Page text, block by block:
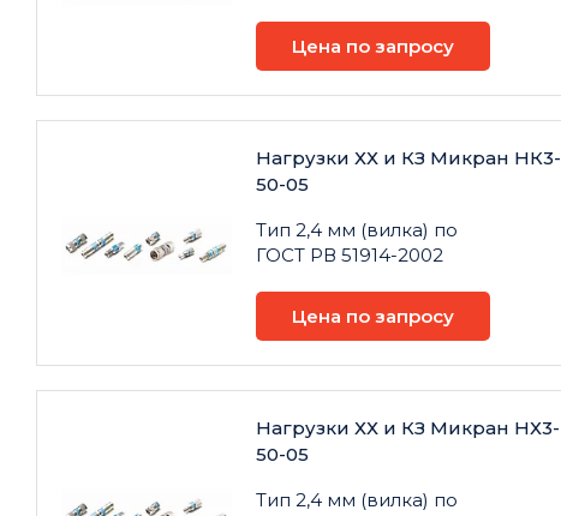
Цена по запросу
Нагрузки ХХ и КЗ Микран НК3-
50-05
Тип 2,4 мм (вилка) по
ГОСТ РВ 51914-2002
Цена по запросу
Нагрузки ХХ и КЗ Микран НХ3-
50-05
Тип 2,4 мм (вилка) по